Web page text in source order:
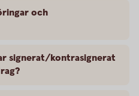
och
signerat/kontrasignerat